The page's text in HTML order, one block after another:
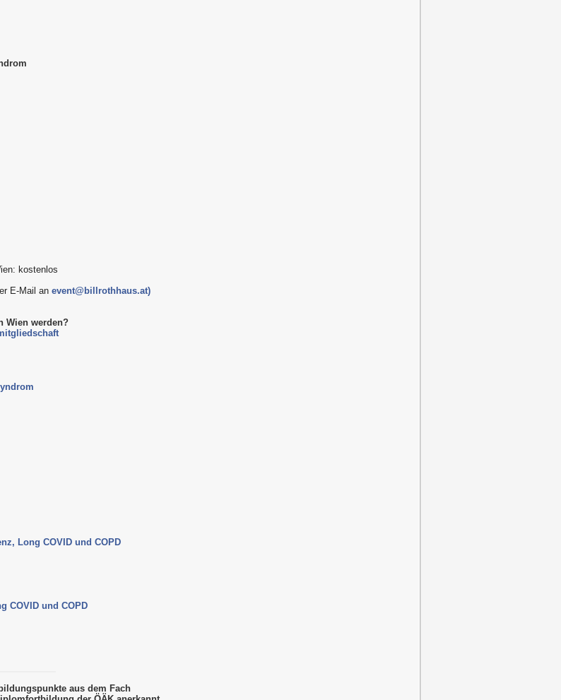
kostenlos
E-Mail an event@billrothhaus.at)
Wien werden?
Long COVID und COPD
COVID und COPD
aus dem Fach